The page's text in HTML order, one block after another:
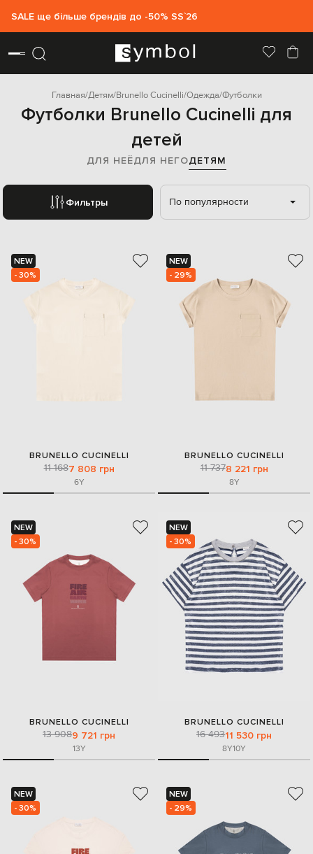
SALE ще більше брендів до -50% SS`26
Главная Детям Brunello Cucinelli Одежда Футболки
Футболки Brunello Cucinelli для
детей
ДЛЯ НЕЁДЛЯ НЕГОДЕТЯМ
Фильтры По популярности
NEW
- 30%
BRUNELLO CUCINELLI
11 1687 808 грн
6Y
NEW
- 29%
BRUNELLO CUCINELLI
11 7378 221 грн
8Y
NEW
- 30%
BRUNELLO CUCINELLI
13 9089 721 грн
13Y
NEW
- 30%
BRUNELLO CUCINELLI
16 49311 530 грн
8Y10Y
NEW
- 30%
NEW
- 29%